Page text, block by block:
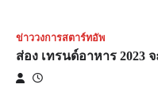
ข่าววงการสตาร์ทอัพ
ส่อง เทรนด์อาหาร 2023